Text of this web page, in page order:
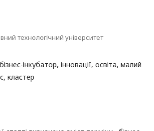
технологічний університет
бізнес-інкубатор, інновації, освіта, малий
кластер